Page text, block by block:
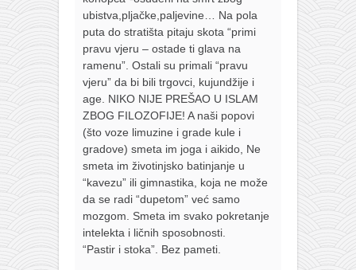
ubistva,pljačke,paljevine… Na pola
puta do stratišta pitaju skota “primi
pravu vjeru – ostade ti glava na
ramenu”. Ostali su primali “pravu
vjeru” da bi bili trgovci, kujundžije i
age. NIKO NIJE PREŠAO U ISLAM
ZBOG FILOZOFIJE! A naši popovi
(što voze limuzine i grade kule i
gradove) smeta im joga i aikido, Ne
smeta im životinjsko batinjanje u
“kavezu” ili gimnastika, koja ne može
da se radi “dupetom” već samo
mozgom. Smeta im svako pokretanje
intelekta i ličnih sposobnosti.
“Pastir i stoka”. Bez pameti.